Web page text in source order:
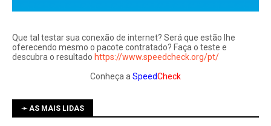
Que tal testar sua conexão de internet? Será que estão lhe
oferecendo mesmo o pacote contratado? Faça o teste e
descubra o resultado https://www.speedcheck.org/pt/
Conheça a SpeedCheck
➛ AS MAIS LIDAS